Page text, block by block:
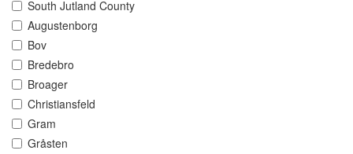
South Jutland County
Augustenborg
Bov
Bredebro
Broager
Christiansfeld
Gram
Gråsten